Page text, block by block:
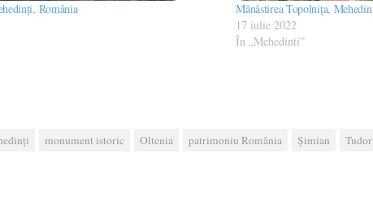
România
Mănăstirea Topolniţa,
17 iulie 2022
În „Mehedinti”
monument istoric Oltenia patrimoniu România Șimian